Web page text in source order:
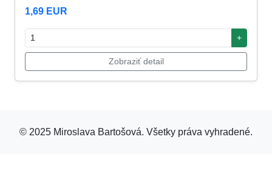
1,69 EUR
+
Zobraziť detail
© 2025 Miroslava Bartošová. Všetky práva vyhradené.